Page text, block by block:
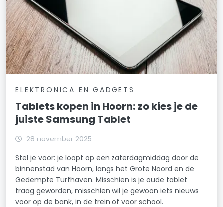
ELEKTRONICA EN GADGETS
Tablets kopen in Hoorn: zo kies je de
juiste Samsung Tablet
28 november 2025
Stel je voor: je loopt op een zaterdagmiddag door de
binnenstad van Hoorn, langs het Grote Noord en de
Gedempte Turfhaven. Misschien is je oude tablet
traag geworden, misschien wil je gewoon iets nieuws
voor op de bank, in de trein of voor school.